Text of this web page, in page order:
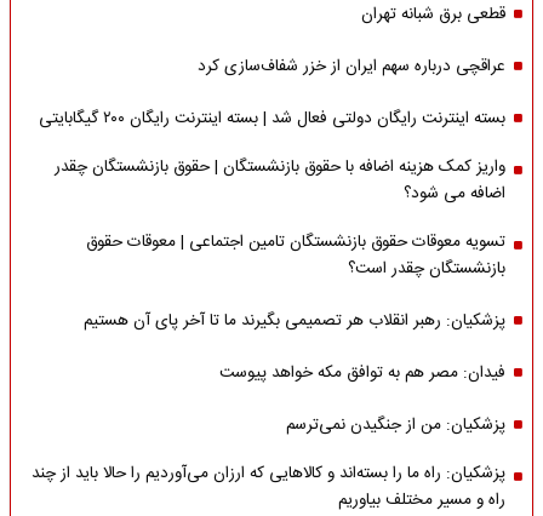
قطعی برق شبانه تهران
عراقچی درباره سهم ایران از خزر شفاف‌سازی کرد
بسته اینترنت رایگان دولتی فعال شد | بسته اینترنت رایگان ۲۰۰ گیگابایتی
واریز کمک هزینه اضافه با حقوق بازنشستگان | حقوق بازنشستگان چقدر
اضافه می شود؟
تسویه معوقات حقوق بازنشستگان تامین اجتماعی | معوقات حقوق
بازنشستگان چقدر است؟
پزشکیان: رهبر انقلاب هر تصمیمی بگیرند ما تا آخر پای آن هستیم
فیدان: مصر هم به توافق مکه خواهد پیوست
پزشکیان: من از جنگیدن نمی‌ترسم
پزشکیان: راه ما را بسته‌اند و کالاهایی که ارزان می‌آوردیم را حالا باید از چند
راه و مسیر مختلف بیاوریم